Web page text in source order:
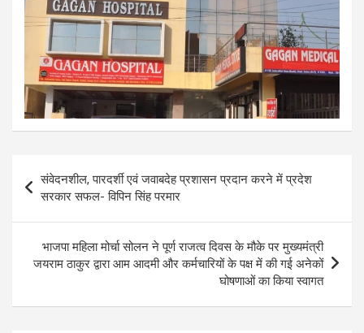
Post
navigation
संवेदनशील, पारदर्शी एवं जवाबदेह प्रशासन प्रदान करने में प्रदेश
सरकार सफल- विपिन सिंह परमार
भाजपा महिला मोर्चा सोलन ने पूर्ण राजत्व दिवस के मौके पर मुख्यमंत्री
जयराम ठाकुर द्वारा आम आदमी और कर्मचारियों के पक्ष में की गई अनेकों
घोषणाओं का किया स्वागत